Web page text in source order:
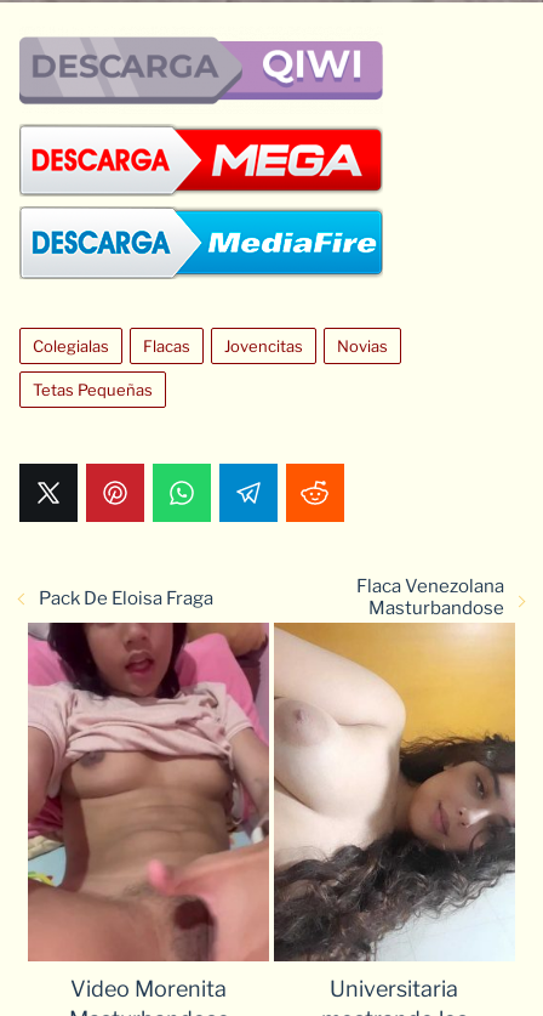
Colegialas Flacas Jovencitas Novias
Tetas Pequeñas
Pack De Eloisa Fraga
Flaca Venezolana
Masturbandose
Video Morenita
Universitaria